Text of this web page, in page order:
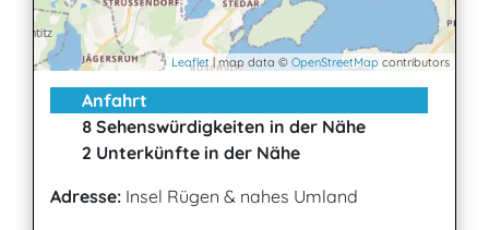
Leaflet| map data © OpenStreetMap contributors
Anfahrt
8 Sehenswürdigkeiten in der Nähe
2 Unterkünfte in der Nähe
Adresse: Insel Rügen & nahes Umland